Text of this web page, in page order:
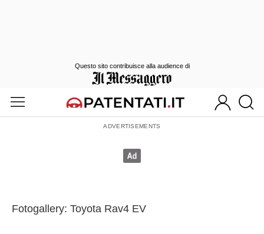
Fotogallery: Toyota Rav4 EV
Questo sito contribuisce alla audience di